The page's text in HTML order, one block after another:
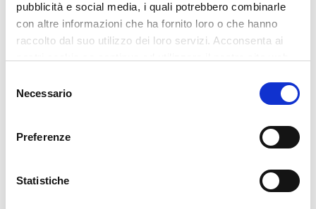
pubblicità e social media, i quali potrebbero combinarle
con altre informazioni che ha fornito loro o che hanno
raccolto dal suo utilizzo dei loro servizi. Acconsenta ai
delNecessario
Preferenze
Statistiche
Leggi La Case History Completa